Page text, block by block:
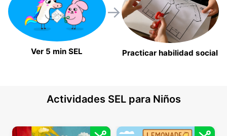
Ver 5 min SEL
→
Practicar habilidad social
Actividades SEL para Niños